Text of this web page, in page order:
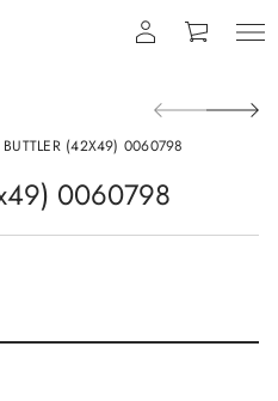
(42X49) 0060798
0060798